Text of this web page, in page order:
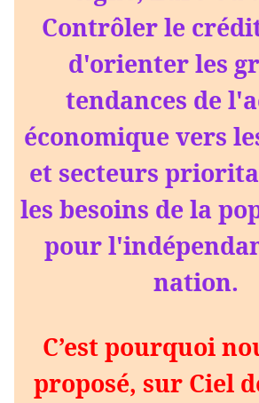
Contrôler le
d'orienter les
tendances de
économique vers
et secteurs
les besoins de la
pour
nation.
C’est pourquoi
proposé, sur Ciel